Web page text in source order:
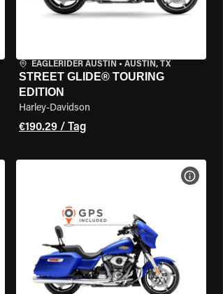
EAGLERIDER AUSTIN • AUSTIN, TX
STREET GLIDE® TOURING
EDITION
Harley-Davidson
€190.29 / Tag
DETAILS ANZEIGEN